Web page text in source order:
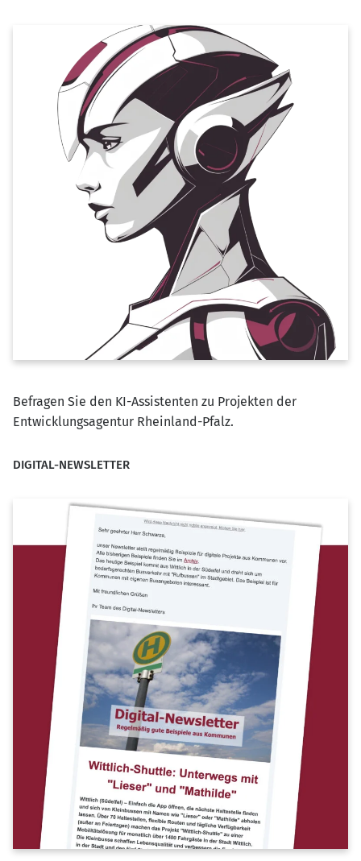
Befragen Sie den KI-Assistenten zu Projekten der
Entwicklungsagentur Rheinland-Pfalz.
DIGITAL-NEWSLETTER